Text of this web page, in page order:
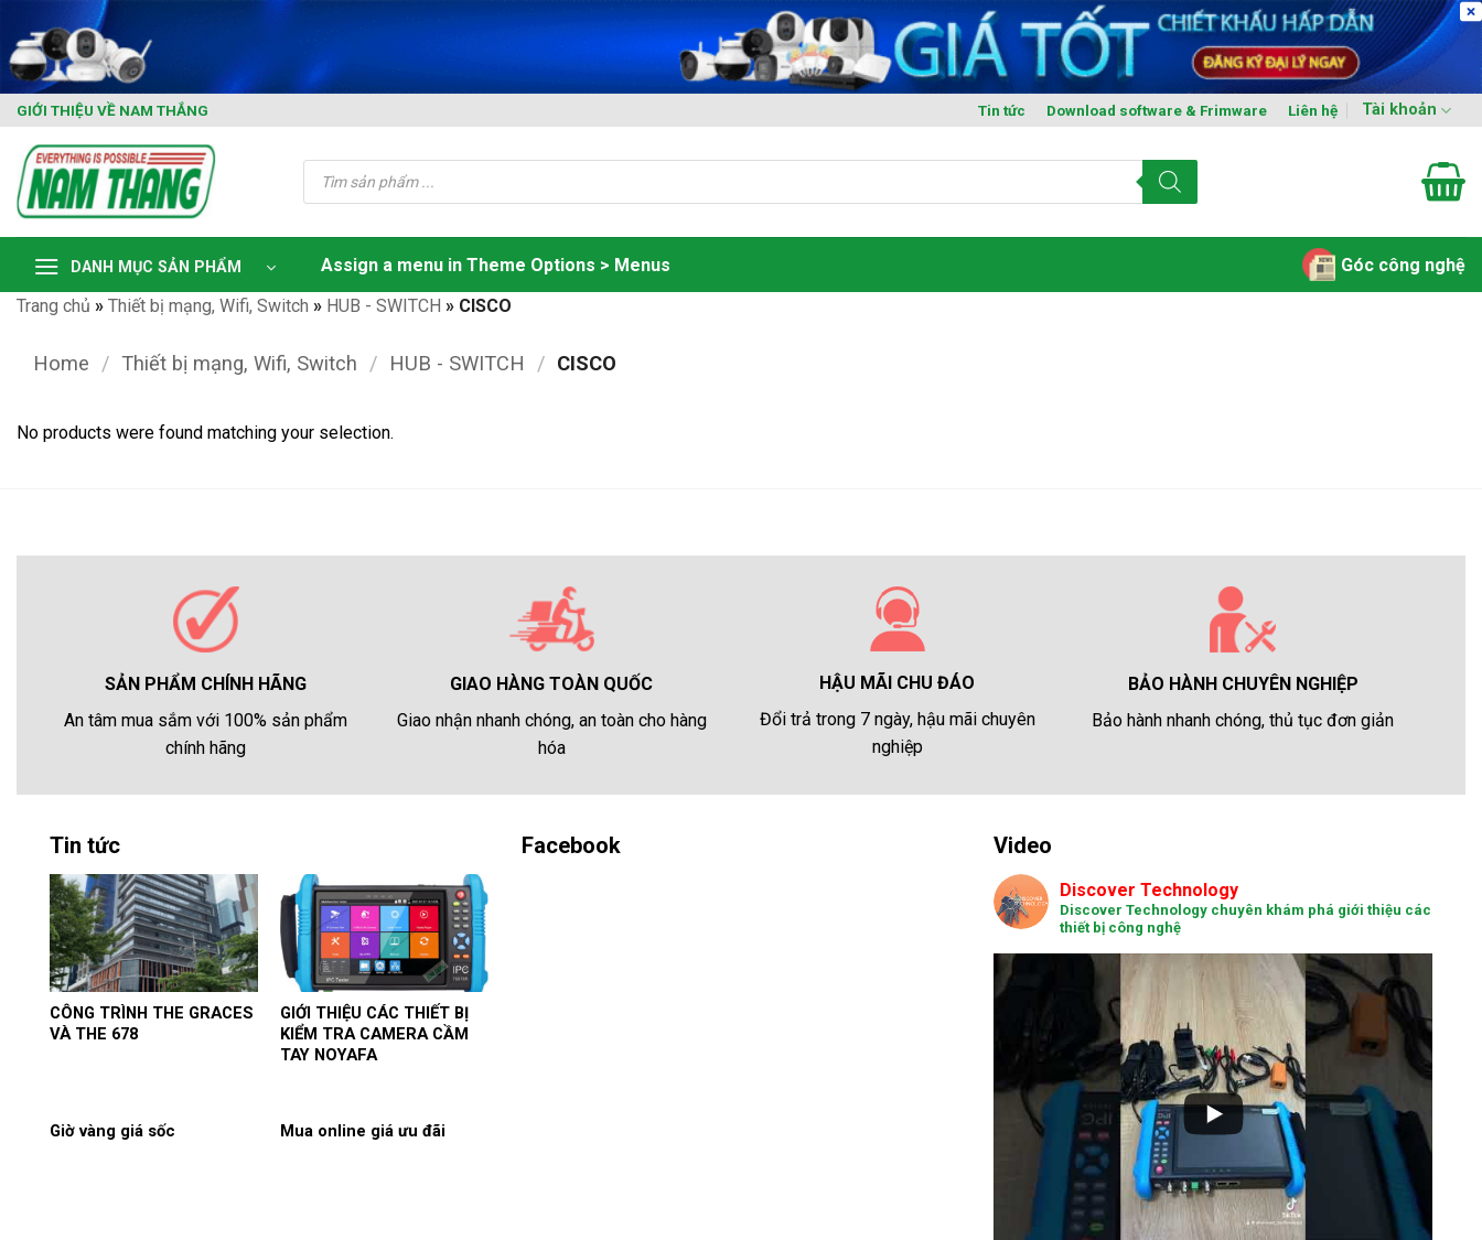
content
GIỚI THIỆU VỀ NAM THẮNG Tin tức Download software & Frimware Liên hệ Tài khoản
Tìm
kiếm
phẩm
DANH MỤC SẢN PHẨM Assign a menu in Theme Options > Menus
Góc công nghệ
Trang chủ » Thiết bị mạng, Wifi, Switch » HUB - SWITCH » CISCO
Home / Thiết bị mạng, Wifi, Switch / HUB - SWITCH / CISCO
No products were found matching your selection.
SẢN PHẨM CHÍNH HÃNG
An tâm mua sắm với 100% sản phẩm
chính hãng
GIAO HÀNG TOÀN QUỐC
Giao nhận nhanh chóng, an toàn cho hàng
hóa
HẬU MÃI CHU ĐÁO
Đổi trả trong 7 ngày, hậu mãi chuyên
nghiệp
BẢO HÀNH CHUYÊN NGHIỆP
Bảo hành nhanh chóng, thủ tục đơn giản
Tin tức
CÔNG TRÌNH THE GRACES
VÀ THE 678
GIỚI THIỆU CÁC THIẾT BỊ
KIỂM TRA CAMERA CẦM
TAY NOYAFA
Giờ vàng giá sốc Mua online giá ưu đãi
Facebook Video
Discover Technology
Discover Technology chuyên khám phá giới thiệu các
thiết bị công nghệ